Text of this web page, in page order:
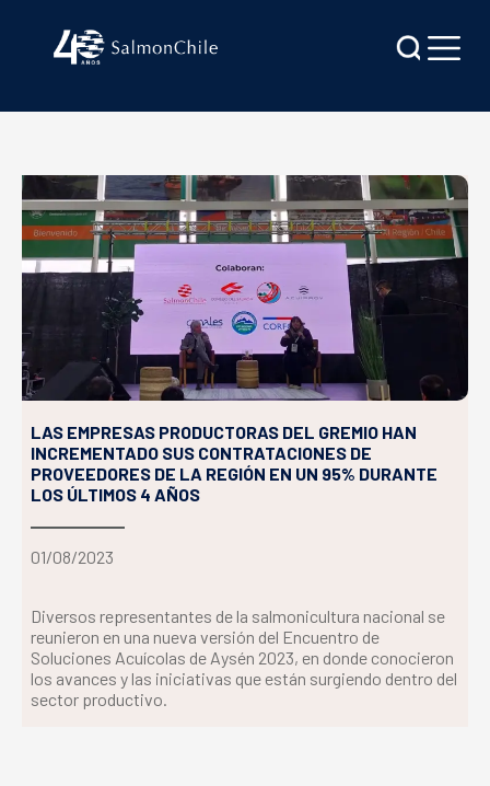
LAS EMPRESAS PRODUCTORAS DEL GREMIO HAN
INCREMENTADO SUS CONTRATACIONES DE
PROVEEDORES DE LA REGIÓN EN UN 95% DURANTE
LOS ÚLTIMOS 4 AÑOS
01/08/2023
Diversos representantes de la salmonicultura nacional se
reunieron en una nueva versión del Encuentro de
Soluciones Acuícolas de Aysén 2023, en donde conocieron
los avances y las iniciativas que están surgiendo dentro del
sector productivo.